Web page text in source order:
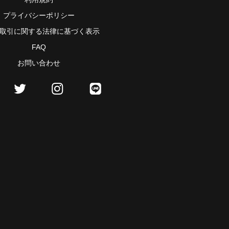
プライバシーポリシー
引に関する法律に基づく表示
FAQ
お問い合わせ